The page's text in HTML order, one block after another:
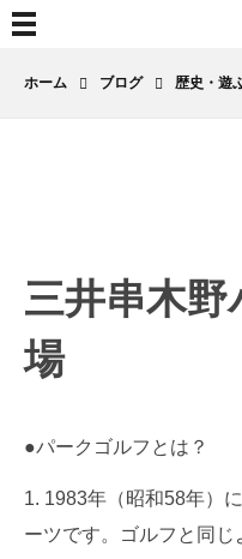
ホーム ブログ 歴史・遊
井
串
野
パ
三井串木野
場
●パークゴルフとは？
1983年（昭和58年）
ーツです。ゴルフと同